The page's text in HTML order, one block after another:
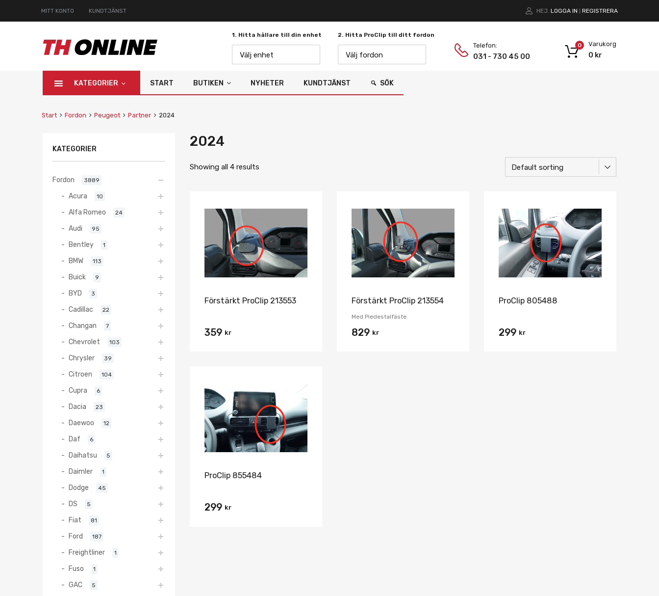
MITT KONTO KUNDTJÄNST HEJ. LOGGA IN REGISTRERA
1. Hitta hållare till din enhet
Välj enhet
2. Hitta ProClip till ditt fordon
Välj fordon
Telefon:
031 - 730 45 00
Varukorg
0 kr
0
KATEGORIER START BUTIKEN NYHETER KUNDTJÄNST SÖK
Start Fordon Peugeot Partner 2024
2024
Showing all 4 results
Lägg i önskelista
Förstärkt ProClip 213553
359 kr
Lägg i önskelista
Förstärkt ProClip 213554
Med Piedestalfäste.
829 kr
ProClip 805488
299 kr
ProClip 855484
299 kr
KATEGORIER
Fordon 3889
Acura 10
Alfa Romeo 24
Audi 95
Bentley 1
BMW 113
Buick 9
BYD 3
Cadillac 22
Changan 7
Chevrolet 103
Chrysler 39
Citroen 104
Cupra 6
Dacia 23
Daewoo 12
Daf 6
Daihatsu 5
Daimler 1
Dodge 45
DS 5
Fiat 81
Ford 187
Freightliner 1
Fuso 1
GAC 5